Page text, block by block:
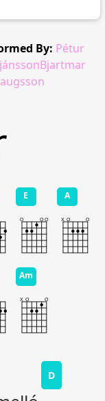
By: Pétur
D
E A
Am